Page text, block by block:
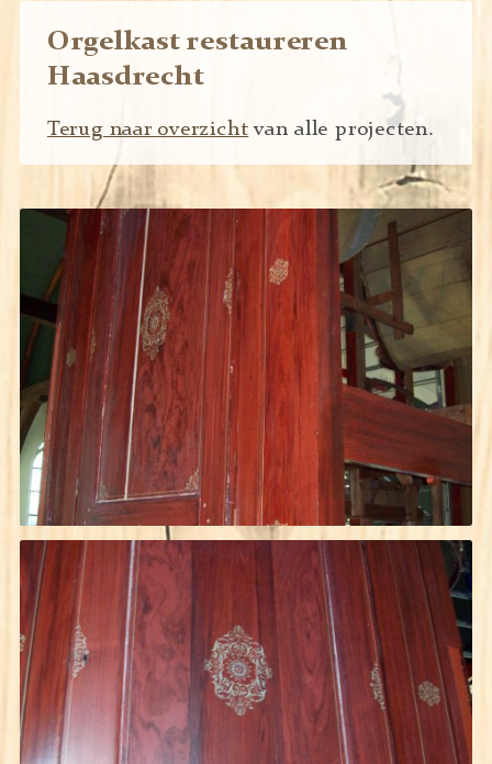
Orgelkast restaureren
Haasdrecht
Terug naar overzichtvan alle projecten.